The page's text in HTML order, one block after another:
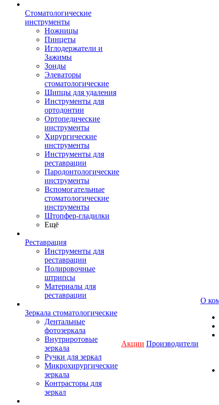
Стоматологические
инструменты
Ножницы
Пинцеты
Иглодержатели и
Зажимы
Зонды
Элеваторы
стоматологические
Щипцы для удаления
Инструменты для
ортодонтии
Ортопедические
инструменты
Хирургические
инструменты
Инструменты для
реставрации
Пародонтологические
инструменты
Вспомогательные
стоматологические
инструменты
Штопфер-гладилки
Ещё
Реставрация
Инструменты для
реставрации
Полировочные
штрипсы
Материалы для
реставрации
Зеркала стоматологические
Дентальные
фотозеркала
Внутриротовые
зеркала
Ручки для зеркал
Микрохирургические
зеркала
Контрасторы для
зеркал
Акции Производители
О